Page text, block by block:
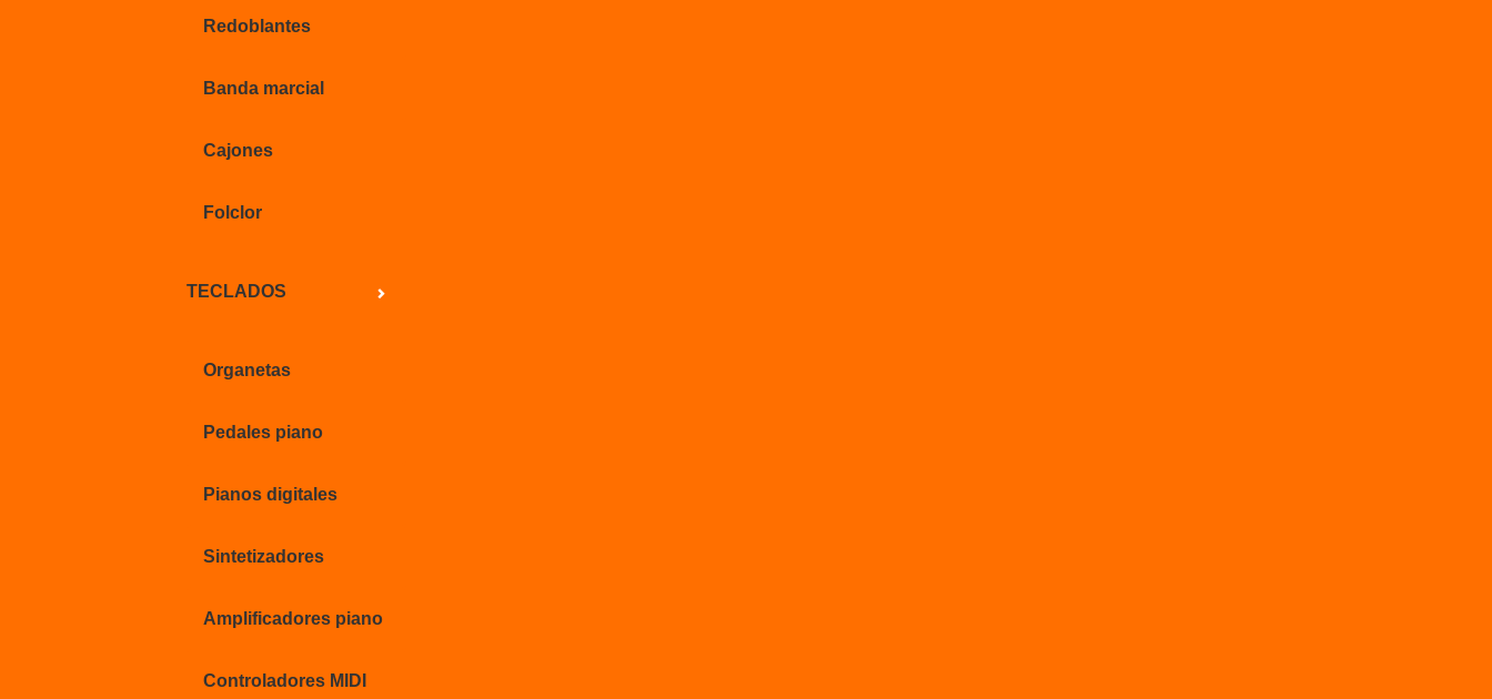
Redoblantes
Banda marcial
Cajones
Folclor
TECLADOS
Organetas
Pedales piano
Pianos digitales
Sintetizadores
Amplificadores piano
Controladores MIDI